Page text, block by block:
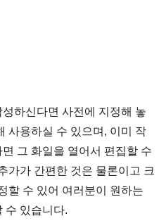
하신다면 사전에 지정해 놓
사용하실 수 있으며, 이미 작
그 화일을 열어서 편집할 수
가가 간편한 것은 물론이고 크
할 수 있어 여러분이 원하는
수 있습니다.